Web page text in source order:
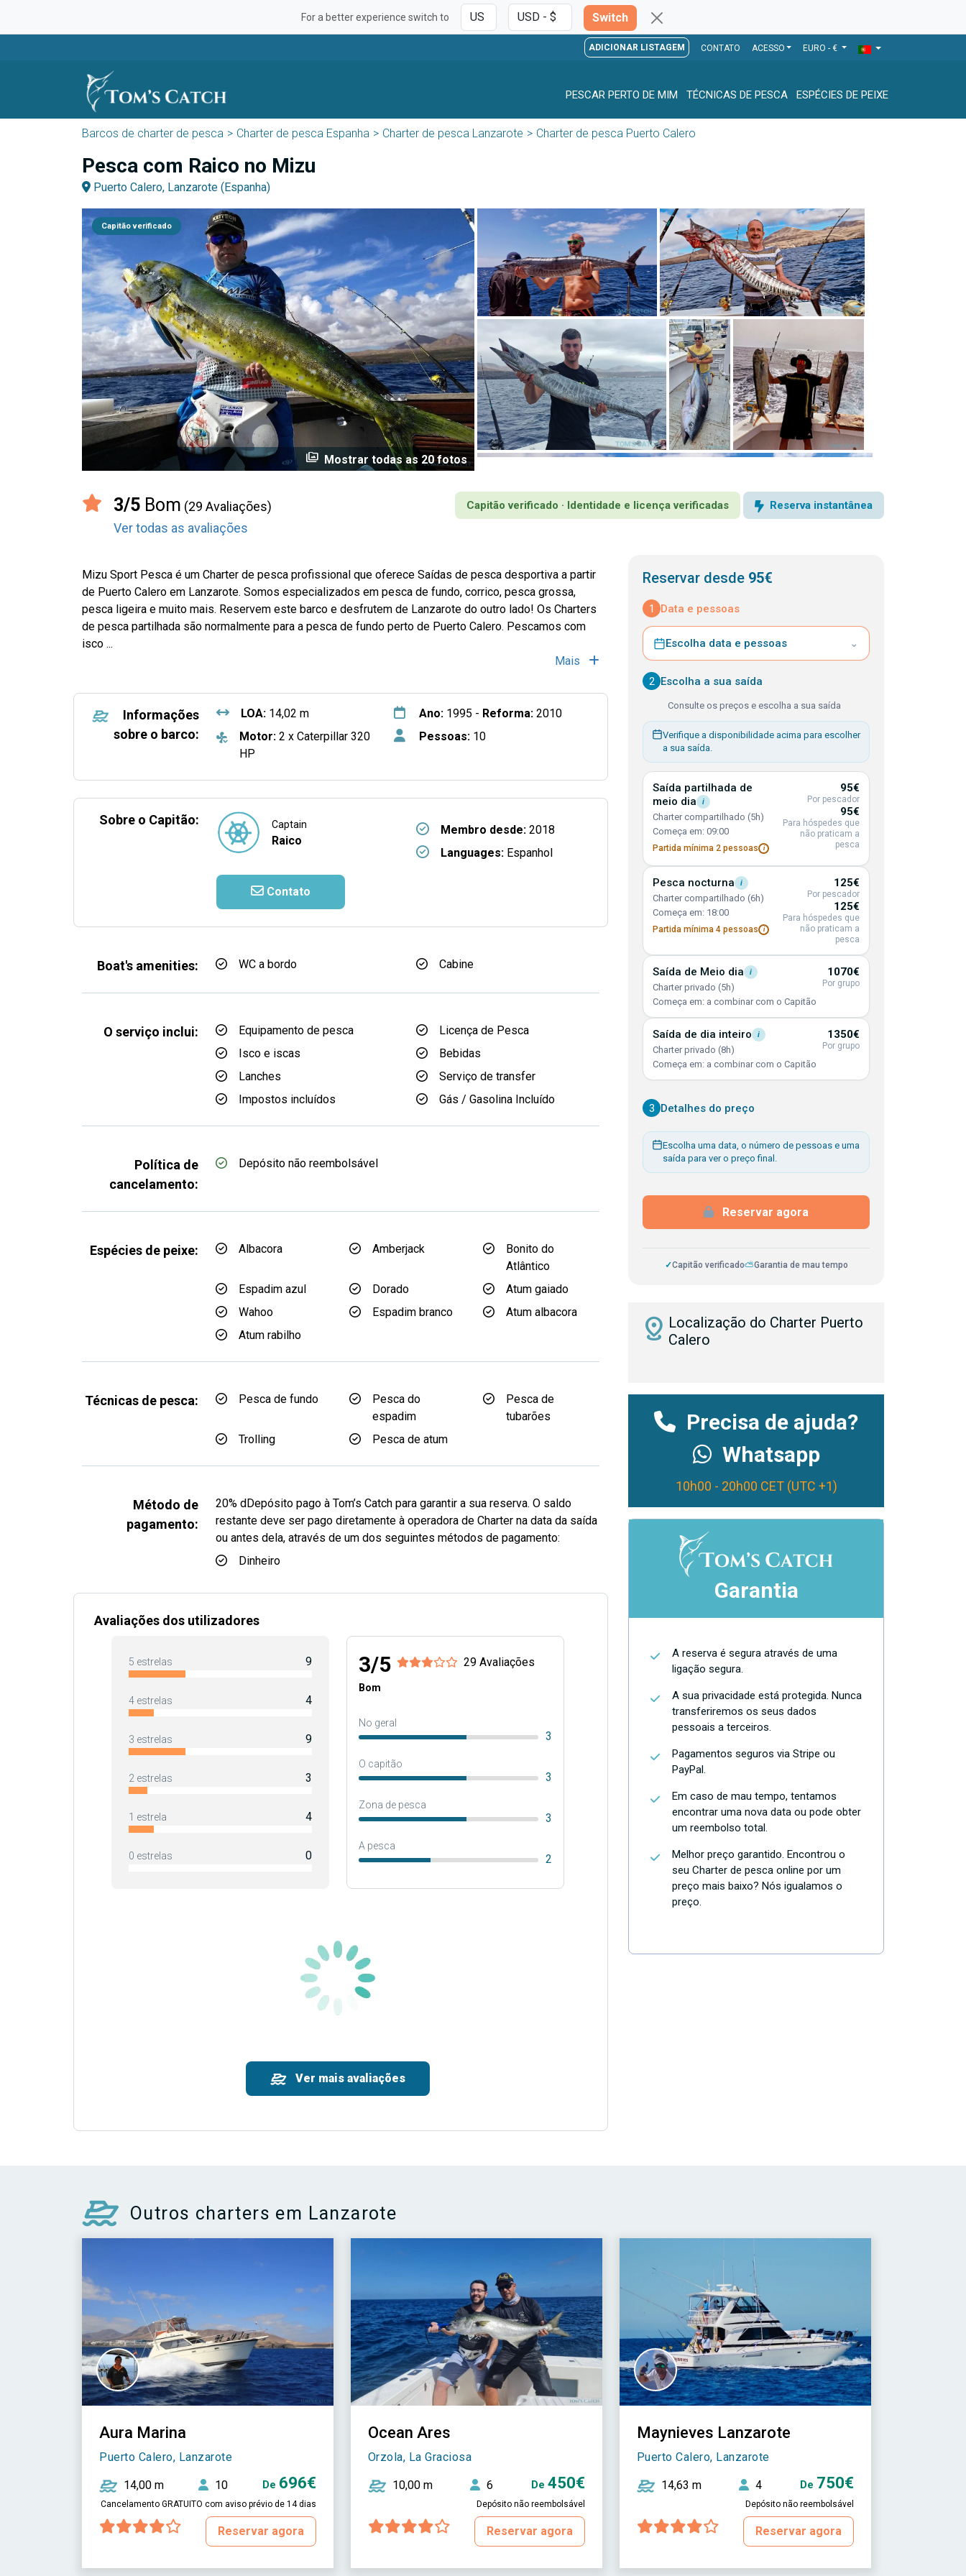
For a better experience switch to Switch
ADICIONAR LISTAGEM CONTATO ACESSO EURO - €
PESCAR PERTO DE MIM TÉCNICAS DE PESCA ESPÉCIES DE PEIXE
Barcos de charter de pesca Charter de pesca Espanha Charter de pesca Lanzarote Charter de pesca Puerto Calero
Pesca com Raico no Mizu
Puerto Calero, Lanzarote (Espanha)
Capitão verificado
perm_media Mostrar todas as 20 fotos
3/5 Bom (29 Avaliações)
Ver todas as avaliações
Capitão verificado · Identidade e licença verificadas Reserva instantânea
Mizu Sport Pesca é um Charter de pesca profissional que oferece Saídas de pesca desportiva a partir
de Puerto Calero em Lanzarote. Somos especializados em pesca de fundo, corrico, pesca grossa,
pesca ligeira e muito mais. Reservem este barco e desfrutem de Lanzarote do outro lado! Os Charters
de pesca partilhada são normalmente para a pesca de fundo perto de Puerto Calero. Pescamos com
isco ...
Mais
Informações
sobre o barco:
LOA:14,02 m
Motor: 2 x Caterpillar 320
HP
Ano:1995 - Reforma: 2010
Pessoas:10
Sobre o Capitão: Captain
Raico
Contato
Membro desde:2018
Languages:Espanhol
Boat's amenities: WC a bordo Cabine
O serviço inclui: Equipamento de pesca
Licença de Pesca
Isco e iscas
Bebidas
Lanches
Serviço de transfer
Impostos incluídos
Gás / Gasolina Incluído
Política de
cancelamento:
Depósito não reembolsável
Espécies de peixe: Albacora Amberjack
Bonito do
Atlântico
Espadim azul
Dorado
Atum gaiado
Wahoo
Espadim branco
Atum albacora
Atum rabilho
Técnicas de pesca: Pesca de fundo
Pesca do
espadim
Pesca de
tubarões
Trolling
Pesca de atum
Método de
pagamento:
20% dDepósito pago à Tom’s Catch para garantir a sua reserva. O saldo
restante deve ser pago diretamente à operadora de Charter na data da saída
ou antes dela, através de um dos seguintes métodos de pagamento:
Dinheiro
Avaliações dos utilizadores
5 estrelas 9
4 estrelas 4
3 estrelas 9
2 estrelas 3
1 estrela 4
0 estrelas 0
3/5 29 Avaliações
Bom
No geral
3
O capitão
3
Zona de pesca
3
A pesca
2
Ver mais avaliações
Reservar desde 95€
1 Data e pessoas
Escolha data e pessoas ⌄
2 Escolha a sua saída
Consulte os preços e escolha a sua saída
Verifique a disponibilidade acima para escolher
a sua saída.
Saída partilhada de
meio dia i
Charter compartilhado (5h)
Começa em: 09:00
Partida mínima 2 pessoas i
95€
Por pescador
95€
Para hóspedes que
não praticam a
pesca
Pesca nocturna i
Charter compartilhado (6h)
Começa em: 18:00
Partida mínima 4 pessoas i
125€
Por pescador
125€
Para hóspedes que
não praticam a
pesca
Saída de Meio dia i
Charter privado (5h)
Começa em: a combinar com o Capitão
1070€
Por grupo
Saída de dia inteiro i
Charter privado (8h)
Começa em: a combinar com o Capitão
1350€
Por grupo
3 Detalhes do preço
Escolha uma data, o número de pessoas e uma
saída para ver o preço final.
Reservar agora
✓Capitão verificado⛅Garantia de mau tempo
distance Localização do Charter Puerto
Calero
Precisa de ajuda?
Whatsapp
10h00 - 20h00 CET (UTC +1)
Garantia
A reserva é segura através de uma
ligação segura.
A sua privacidade está protegida. Nunca
transferiremos os seus dados
pessoais a terceiros.
Pagamentos seguros via Stripe ou
PayPal.
Em caso de mau tempo, tentamos
encontrar uma nova data ou pode obter
um reembolso total.
Melhor preço garantido. Encontrou o
seu Charter de pesca online por um
preço mais baixo? Nós igualamos o
preço.
Outros charters em Lanzarote
Aura Marina
Puerto Calero, Lanzarote
14,00 m 10 De 696€
Cancelamento GRATUITO com aviso prévio de 14 dias
Reservar agora
Ocean Ares
Orzola, La Graciosa
10,00 m 6 De 450€
Depósito não reembolsável
Reservar agora
Maynieves Lanzarote
Puerto Calero, Lanzarote
14,63 m 4 De 750€
Depósito não reembolsável
Reservar agora